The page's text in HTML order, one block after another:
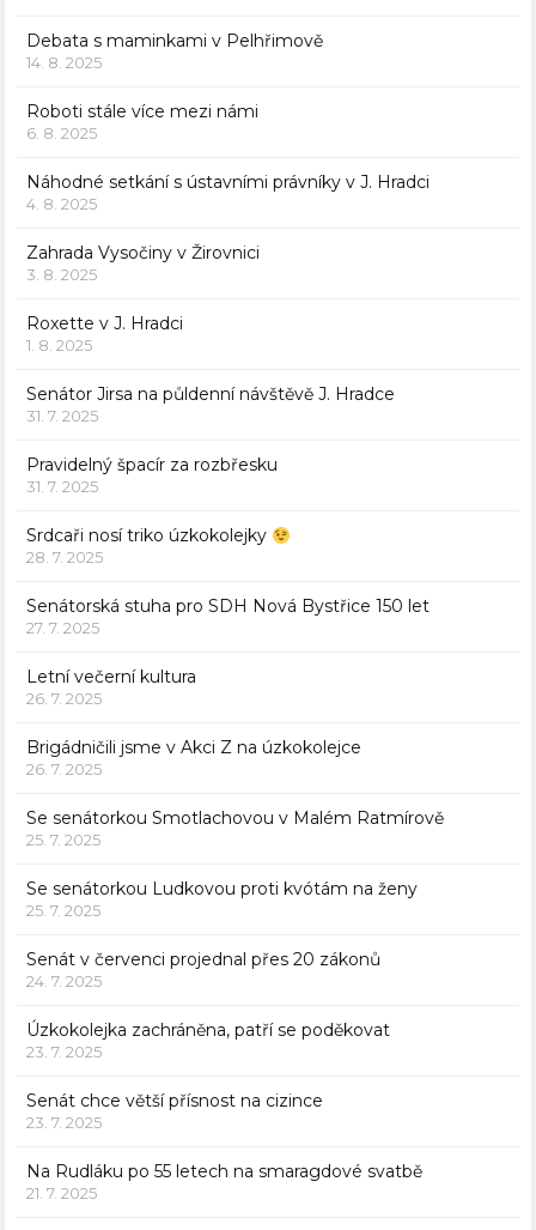
Debata s maminkami v Pelhřimově
14. 8. 2025
Roboti stále více mezi námi
6. 8. 2025
Náhodné setkání s ústavními právníky v J. Hradci
4. 8. 2025
Zahrada Vysočiny v Žirovnici
3. 8. 2025
Roxette v J. Hradci
1. 8. 2025
Senátor Jirsa na půldenní návštěvě J. Hradce
31. 7. 2025
Pravidelný špacír za rozbřesku
31. 7. 2025
Srdcaři nosí triko úzkokolejky
28. 7. 2025
Senátorská stuha pro SDH Nová Bystřice 150 let
27. 7. 2025
Letní večerní kultura
26. 7. 2025
Brigádničili jsme v Akci Z na úzkokolejce
26. 7. 2025
Se senátorkou Smotlachovou v Malém Ratmírově
25. 7. 2025
Se senátorkou Ludkovou proti kvótám na ženy
25. 7. 2025
Senát v červenci projednal přes 20 zákonů
24. 7. 2025
Úzkokolejka zachráněna, patří se poděkovat
23. 7. 2025
Senát chce větší přísnost na cizince
23. 7. 2025
Na Rudláku po 55 letech na smaragdové svatbě
21. 7. 2025